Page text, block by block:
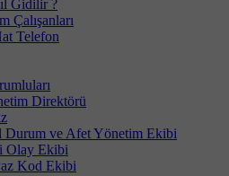
Gidilir ?
Çalışanları
Telefon
Direktörü
Durum ve Afet Yönetim Ekibi
Olay Ekibi
Kod Ekibi